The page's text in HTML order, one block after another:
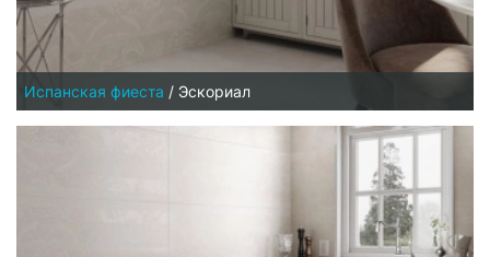
Испанская фиеста / Эскориал